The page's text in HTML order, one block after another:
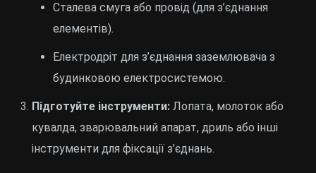
Сталева смуга або провід (для з’єднання
елементів).
Електродріт для з’єднання заземлювача з
будинковою електросистемою.
Підготуйте інструменти: Лопата, молоток або
кувалда, зварювальний апарат, дриль або інші
інструменти для фіксації з’єднань.